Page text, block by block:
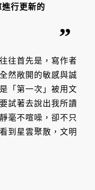
行更新的
往首先是，寫作者
然敞開的敏感與誠
「第一次」被用文
試著去說出我所讀
毫不喧噪，卻不只
到星雲聚散，文明